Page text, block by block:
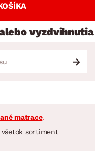
vyzdvihnutia
matrace.
všetok sortiment